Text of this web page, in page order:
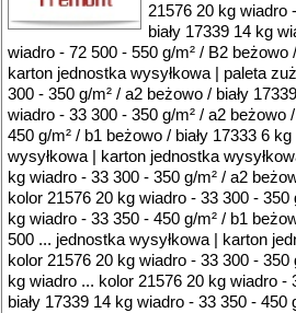
21576 20 kg wiadro
biały 17339 14 kg
wiadro - 72 500 - 550 g/m² / B2 beżowo
karton jednostka wysyłkowa | paleta
300 - 350 g/m² / a2 beżowo / biały
wiadro - 33 300 - 350 g/m² / a2 beżowo
450 g/m² / b1 beżowo / biały 17333 6
wysyłkowa | karton jednostka
kg wiadro - 33 300 - 350 g/m² / a2
kolor 21576 20 kg wiadro - 33 300 - 350
kg wiadro - 33 350 - 450 g/m² / b1
500 ... jednostka wysyłkowa | karton
kolor 21576 20 kg wiadro - 33 300 - 350
kg wiadro ... kolor 21576 20 kg wiadro -
biały 17339 14 kg wiadro - 33 350 -